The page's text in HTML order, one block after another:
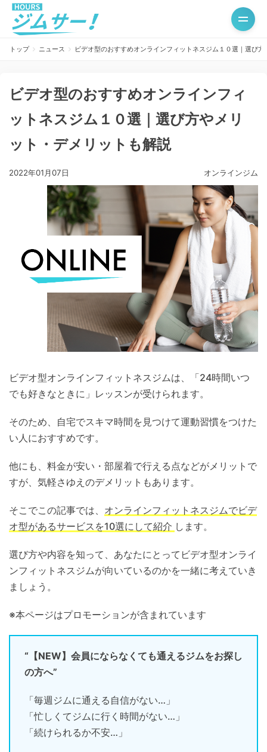
トップ ニュース ビデオ型のおすすめオンラインフィットネスジム１０選｜選び
ビデオ型のおすすめオンラインフィ
ットネスジム１０選｜選び方やメリ
ット・デメリットも解説
2022年01月07日 オンラインジム
ビデオ型オンラインフィットネスジムは、「24時間いつ
でも好きなときに」レッスンが受けられます。
そのため、自宅でスキマ時間を見つけて運動習慣をつけた
い人におすすめです。
他にも、料金が安い・部屋着で行える点などがメリットで
すが、気軽さゆえのデメリットもあります。
そこでこの記事では、 オンラインフィットネスジムでビデ
オ型があるサービスを10選にして紹介 します。
選び方や内容を知って、あなたにとってビデオ型オンライ
ンフィットネスジムが向いているのかを一緒に考えていき
ましょう。
※本ページはプロモーションが含まれています
“【NEW】会員にならなくても通えるジムをお探し
の方へ”
「毎週ジムに通える自信がない…」
「忙しくてジムに行く時間がない…」
「続けられるか不安…」